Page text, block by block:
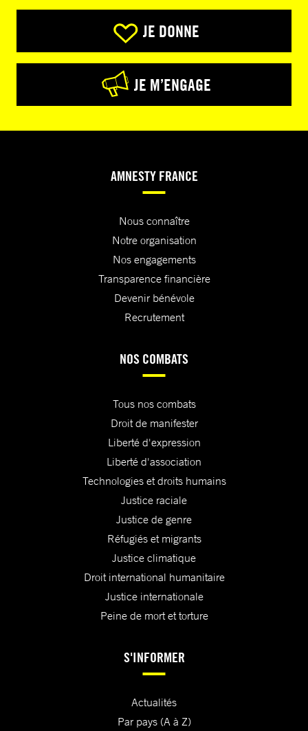
JE DONNE
JE M’ENGAGE
AMNESTY FRANCE
Nous connaître
Notre organisation
Nos engagements
Transparence financière
Devenir bénévole
Recrutement
NOS COMBATS
Tous nos combats
Droit de manifester
Liberté d'expression
Liberté d'association
Technologies et droits humains
Justice raciale
Justice de genre
Réfugiés et migrants
Justice climatique
Droit international humanitaire
Justice internationale
Peine de mort et torture
S'INFORMER
Actualités
Par pays (A à Z)